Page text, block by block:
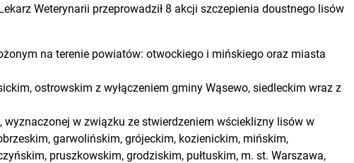
Weterynarii przeprowadził 8 akcji szczepienia doustnego lisów
na terenie powiatów: otwockiego i mińskiego oraz miasta
ostrowskim z wyłączeniem gminy Wąsewo, siedleckim wraz z
w związku ze stwierdzeniem wścieklizny lisów w
garwolińskim, grójeckim, kozienickim, mińskim,
pruszkowskim, grodziskim, pułtuskim, m. st. Warszawa,